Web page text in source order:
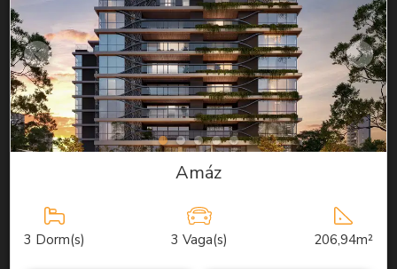
Amáz
3 Dorm(s) 3 Vaga(s) 206,94m²